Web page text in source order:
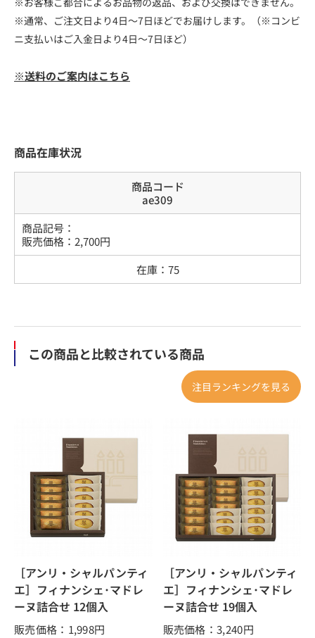
※通常、ご注文日より4日～7日ほどでお届けします。（※コンビ
ニ支払いはご入金日より4日～7日ほど）
※送料のご案内はこちら
商品在庫状況
商品コード
ae309
商品記号：
販売価格： 2,700円
在庫： 75
この商品と比較されている商品
注目ランキングを見る
［アンリ・シャルパンティ
エ］フィナンシェ･マドレ
ーヌ詰合せ 12個入
販売価格：1,998円
［アンリ・シャルパンティ
エ］フィナンシェ･マドレ
ーヌ詰合せ 19個入
販売価格：3,240円